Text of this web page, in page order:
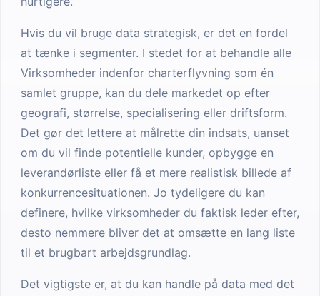
Hvis du vil bruge data strategisk, er det en fordel
at tænke i segmenter. I stedet for at behandle alle
Virksomheder indenfor charterflyvning som én
samlet gruppe, kan du dele markedet op efter
geografi, størrelse, specialisering eller driftsform.
Det gør det lettere at målrette din indsats, uanset
om du vil finde potentielle kunder, opbygge en
leverandørliste eller få et mere realistisk billede af
konkurrencesituationen. Jo tydeligere du kan
definere, hvilke virksomheder du faktisk leder efter,
desto nemmere bliver det at omsætte en lang liste
til et brugbart arbejdsgrundlag.
Det vigtigste er, at du kan handle på data med det